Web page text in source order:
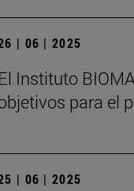
| 06 | 2025
El Instituto
para el
| 06 | 2025